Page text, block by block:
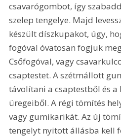
csavarógombot, így
szelep tengelye. Majd
készült díszkupakot, úgy,
fogóval óvatosan fogjuk
Csőfogóval, vagy
csaptestet. A szétmállott
távolítani a csaptestből és
üregeiből. A régi tömítés
vagy gumikarikát. Az új
tengelyt nyitott állásba kell